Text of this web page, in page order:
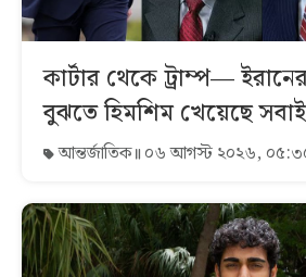
কার্টার থেকে ট্রাম্প—
বুঝতে হিমশিম খেয়েছে
আন্তর্জাতিক ০৬ আগস্ট ২০২৬,